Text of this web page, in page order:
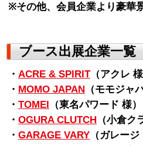
※その他、会員企業より豪華
ブース出展企業一覧
・ ACRE & SPIRIT（アクレ
・ MOMO JAPAN （モモジャ
・ TOMEI （東名パワード 様）
・ OGURA CLUTCH （小倉ク
・ GARAGE VARY （ガレー